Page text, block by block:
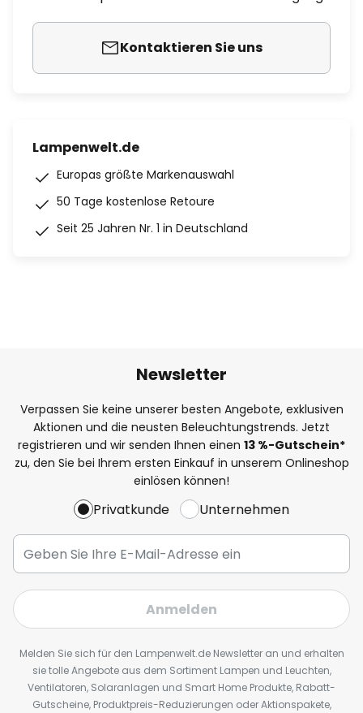
Kontaktieren Sie uns
Lampenwelt.de
Europas größte Markenauswahl
50 Tage kostenlose Retoure
Seit 25 Jahren Nr. 1 in Deutschland
Newsletter
Verpassen Sie keine unserer besten Angebote, exklusiven
Aktionen und die neusten Beleuchtungstrends. Jetzt
registrieren und wir senden Ihnen einen 13 %-Gutschein*
zu, den Sie bei Ihrem ersten Einkauf in unserem Onlineshop
einlösen können!
Privatkunde Unternehmen
Anmelden
Melden Sie sich für den Lampenwelt.de Newsletter an und erhalten
sie tolle Angebote aus dem Sortiment Lampen und Leuchten,
Ventilatoren, Solaranlagen und Smart Home Produkte, Rabatt-
Gutscheine, Produktpreis-Reduzierungen oder Aktionspakete,